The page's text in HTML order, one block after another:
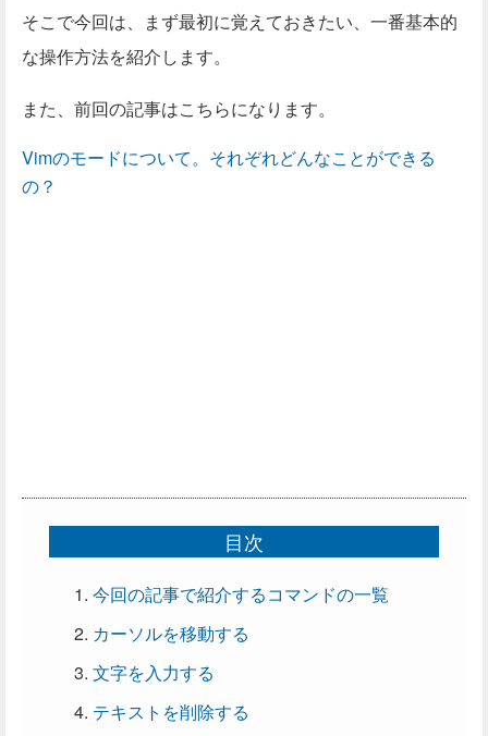
そこで今回は、まず最初に覚えておきたい、一番基本的
な操作方法を紹介します。
また、前回の記事はこちらになります。
Vimのモードについて。それぞれどんなことができる
の？
目次
今回の記事で紹介するコマンドの一覧
カーソルを移動する
文字を入力する
テキストを削除する